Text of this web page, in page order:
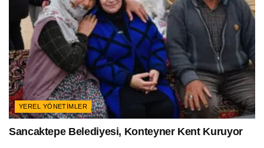
YEREL YÖNETIMLER
Sancaktepe Belediyesi, Konteyner Kent Kuruyor